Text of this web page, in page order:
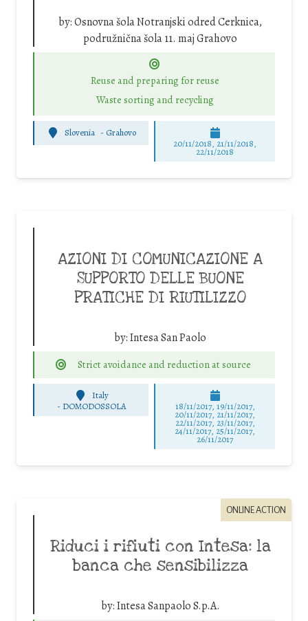
by:Osnovna šola Notranjski odred Cerknica,
podružnična šola 11. maj Grahovo
Reuse and preparing for reuse
Waste sorting and recycling
Slovenia - Grahovo
20/11/2018, 21/11/2018,
22/11/2018
AZIONI DI COMUNICAZIONE A
SUPPORTO DELLE BUONE
PRATICHE DI RIUTILIZZO
by:Intesa San Paolo
Strict avoidance and reduction at source
Italy
- DOMODOSSOLA 18/11/2017, 19/11/2017,
20/11/2017, 21/11/2017,
22/11/2017, 23/11/2017,
24/11/2017, 25/11/2017,
26/11/2017
ONLINE ACTION
Riduci i rifiuti con Intesa: la
banca che sensibilizza
by:Intesa Sanpaolo S.p.A.